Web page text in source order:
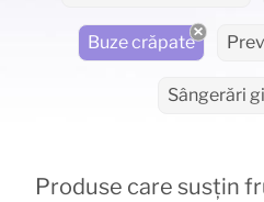
Buze crăpate
Sângerări
Produse care susțin